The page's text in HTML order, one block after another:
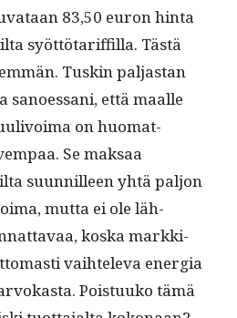
83,50 euron hin­ta
syöt­tö­tar­if­fil­la. Tästä
Tuskin pal­jas­tan
sanoes­sani, että maalle
on huo­mat­
Se mak­saa
suun­nilleen yhtä paljon
mut­ta ei ole läh­
kos­ka markki­
vai­htel­e­va ener­gia
Pois­tuuko tämä